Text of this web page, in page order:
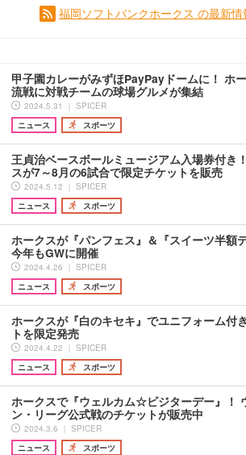
福岡ソフトバンクホークス の最新
甲子園カレーがみずほPayPayドームに！ ホ
流戦に対戦チームの球場グルメが集結
2024.5.31 ｜ SPICER
ニュース
スポーツ
王貞治ベースボールミュージアム入場券付き
スが7～8月の6試合で限定チケットを販売
2024.5.12 ｜ SPICER
ニュース
スポーツ
ホークスが『パンフェス』＆『スイーツ半額
今年もGWに開催
2024.4.26 ｜ SPICER
ニュース
スポーツ
ホークスが『白のキセキ』でユニフォーム付
トを限定発売
2024.4.22 ｜ SPICER
ニュース
スポーツ
ホークスで『ウェルカム☆ビジターデー』！
ン・リーグ公式戦のチケットが販売中
2024.3.6 ｜ SPICER
ニュース
スポーツ